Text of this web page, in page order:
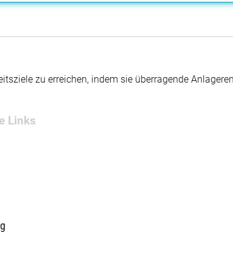
zu erreichen, indem sie überragende
Links